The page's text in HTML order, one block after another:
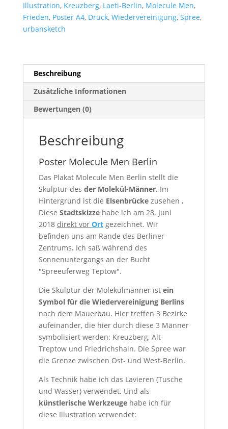
Illustration, Kreuzberg, Laeti-Berlin, Molecule Men,
Frieden, Poster A4, Druck, Wiedervereinigung, Spree,
urbansketch
Beschreibung
Zusätzliche Informationen
Bewertungen (0)
Beschreibung
Poster Molecule Men Berlin
Das Plakat Molecule Men Berlin stellt die
Skulptur des der Molekül-Männer. Im
Hintergrund ist die Elsenbrückezusehen .
Diese Stadtskizzehabe ich am 28. Juni
2018 direkt vor Ortgezeichnet. Wir
befinden uns am Rande des Berliner
Zentrums. Ich saß während des
Sonnenuntergangs an der Bucht
"Spreeuferweg Teptow".
Die Skulptur der Molekülmänner ist ein
Symbol für die Wiedervereinigung Berlins
nach dem Mauerbau. Hier treffen 3 Bezirke
aufeinander, die hier durch diese 3 Männer
symbolisiert werden: Kreuzberg, Alt-
Treptow und Friedrichshain. Die Spree war
die Grenze zwischen Ost- und West-Berlin.
Als Technik habe ich das Lavieren (Tusche
und Wasser) verwendet. Und als
künstlerische Werkzeugehabe ich für
diese Illustration verwendet: